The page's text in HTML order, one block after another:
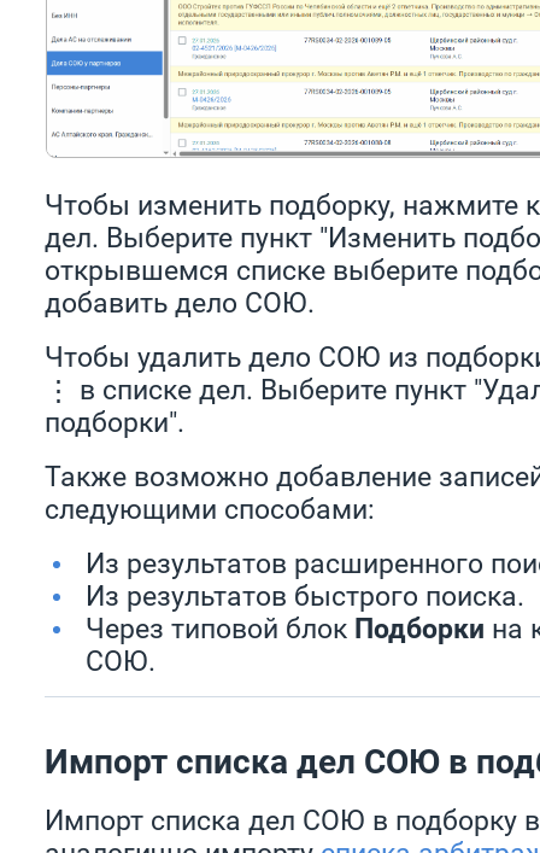
Чтобы изменить подборку, нажмите
дел. Выберите пункт "Изменить
открывшемся списке выберите
добавить дело СОЮ.
Чтобы удалить дело СОЮ из
⋮ в списке дел. Выберите пункт
подборки".
Также возможно добавление
следующими способами:
Из результатов расширенного
Из результатов быстрого поиска.
Через типовой блок Подборки на
СОЮ.
Импорт списка дел СОЮ в
Импорт списка дел СОЮ в подборку